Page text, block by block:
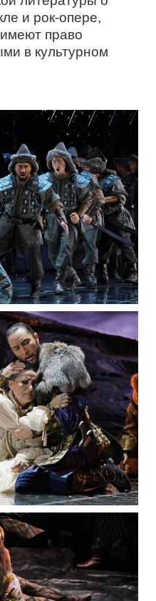
и рок-опере,
право
в культурном